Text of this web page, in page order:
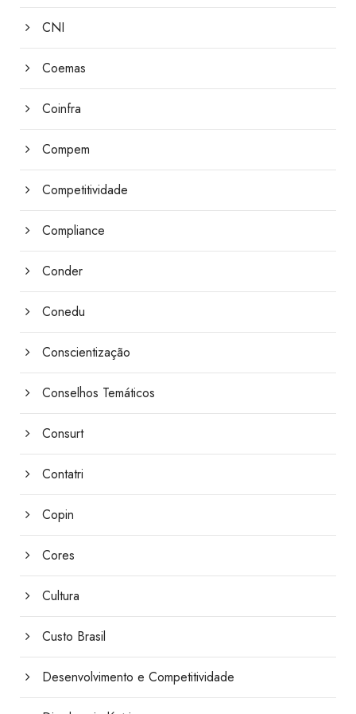
CNI
Coemas
Coinfra
Compem
Competitividade
Compliance
Conder
Conedu
Conscientização
Conselhos Temáticos
Consurt
Contatri
Copin
Cores
Cultura
Custo Brasil
Desenvolvimento e Competitividade